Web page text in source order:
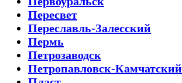
Пересвет
Переславль-Залесский
Пермь
Петрозаводск
Петропавловск-Камчатский